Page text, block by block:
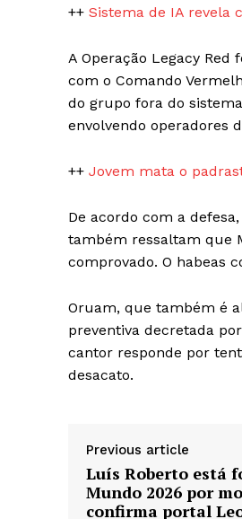
++ Sistema de IA revela
A Operação Legacy
com o Comando
do grupo fora do
envolvendo operadores
++ Jovem mata o
De acordo com a
também ressaltam que
comprovado. O habeas
Oruam, que também é
preventiva decretada
cantor responde por
desacato.
Previous article
Luís Roberto está
Mundo 2026 por
confirma portal